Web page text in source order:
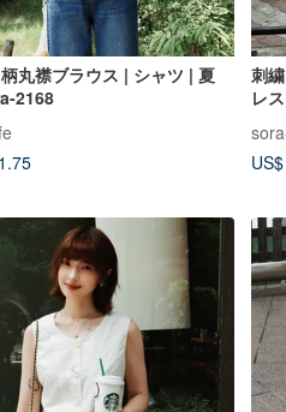
柄丸襟ブラウス | シャツ | 夏
2168
刺
レ